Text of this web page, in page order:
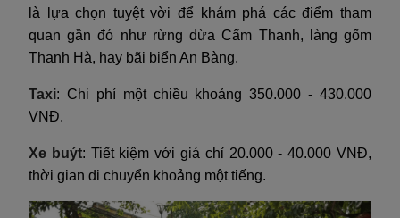
là lựa chọn tuyệt vời để khám phá các điểm tham
quan gần đó như rừng dừa Cẩm Thanh, làng gốm
Thanh Hà, hay bãi biển An Bàng.
Taxi: Chi phí một chiều khoảng 350.000 - 430.000
VNĐ.
Xe buýt: Tiết kiệm với giá chỉ 20.000 - 40.000 VNĐ,
thời gian di chuyển khoảng một tiếng.